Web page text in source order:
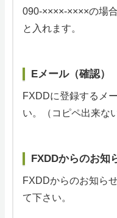
090-××××-××××の場
と入れます。
Eメール（確認）
FXDDに登録するメ
い。（コピペ出来な
FXDDからのお知
FXDDからのお知ら
て下さい。